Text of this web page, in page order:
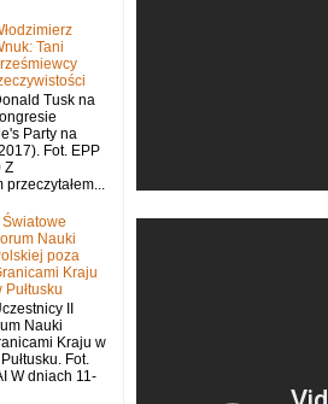
Tani
Tusk na
Party na
Fot. EPP
Z
Światowe
Nauki
poza
Kraju
Pułtusku
II
Nauki
Kraju w
Fot.
W dniach 11-